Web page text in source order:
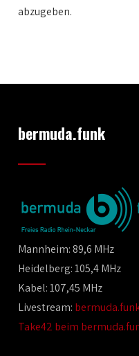
abzugeben.
bermuda.funk
Mannheim: 89,6 MHz
Heidelberg: 105,4 MHz
Kabel: 107,45 MHz
Livestream:
Take42 beim